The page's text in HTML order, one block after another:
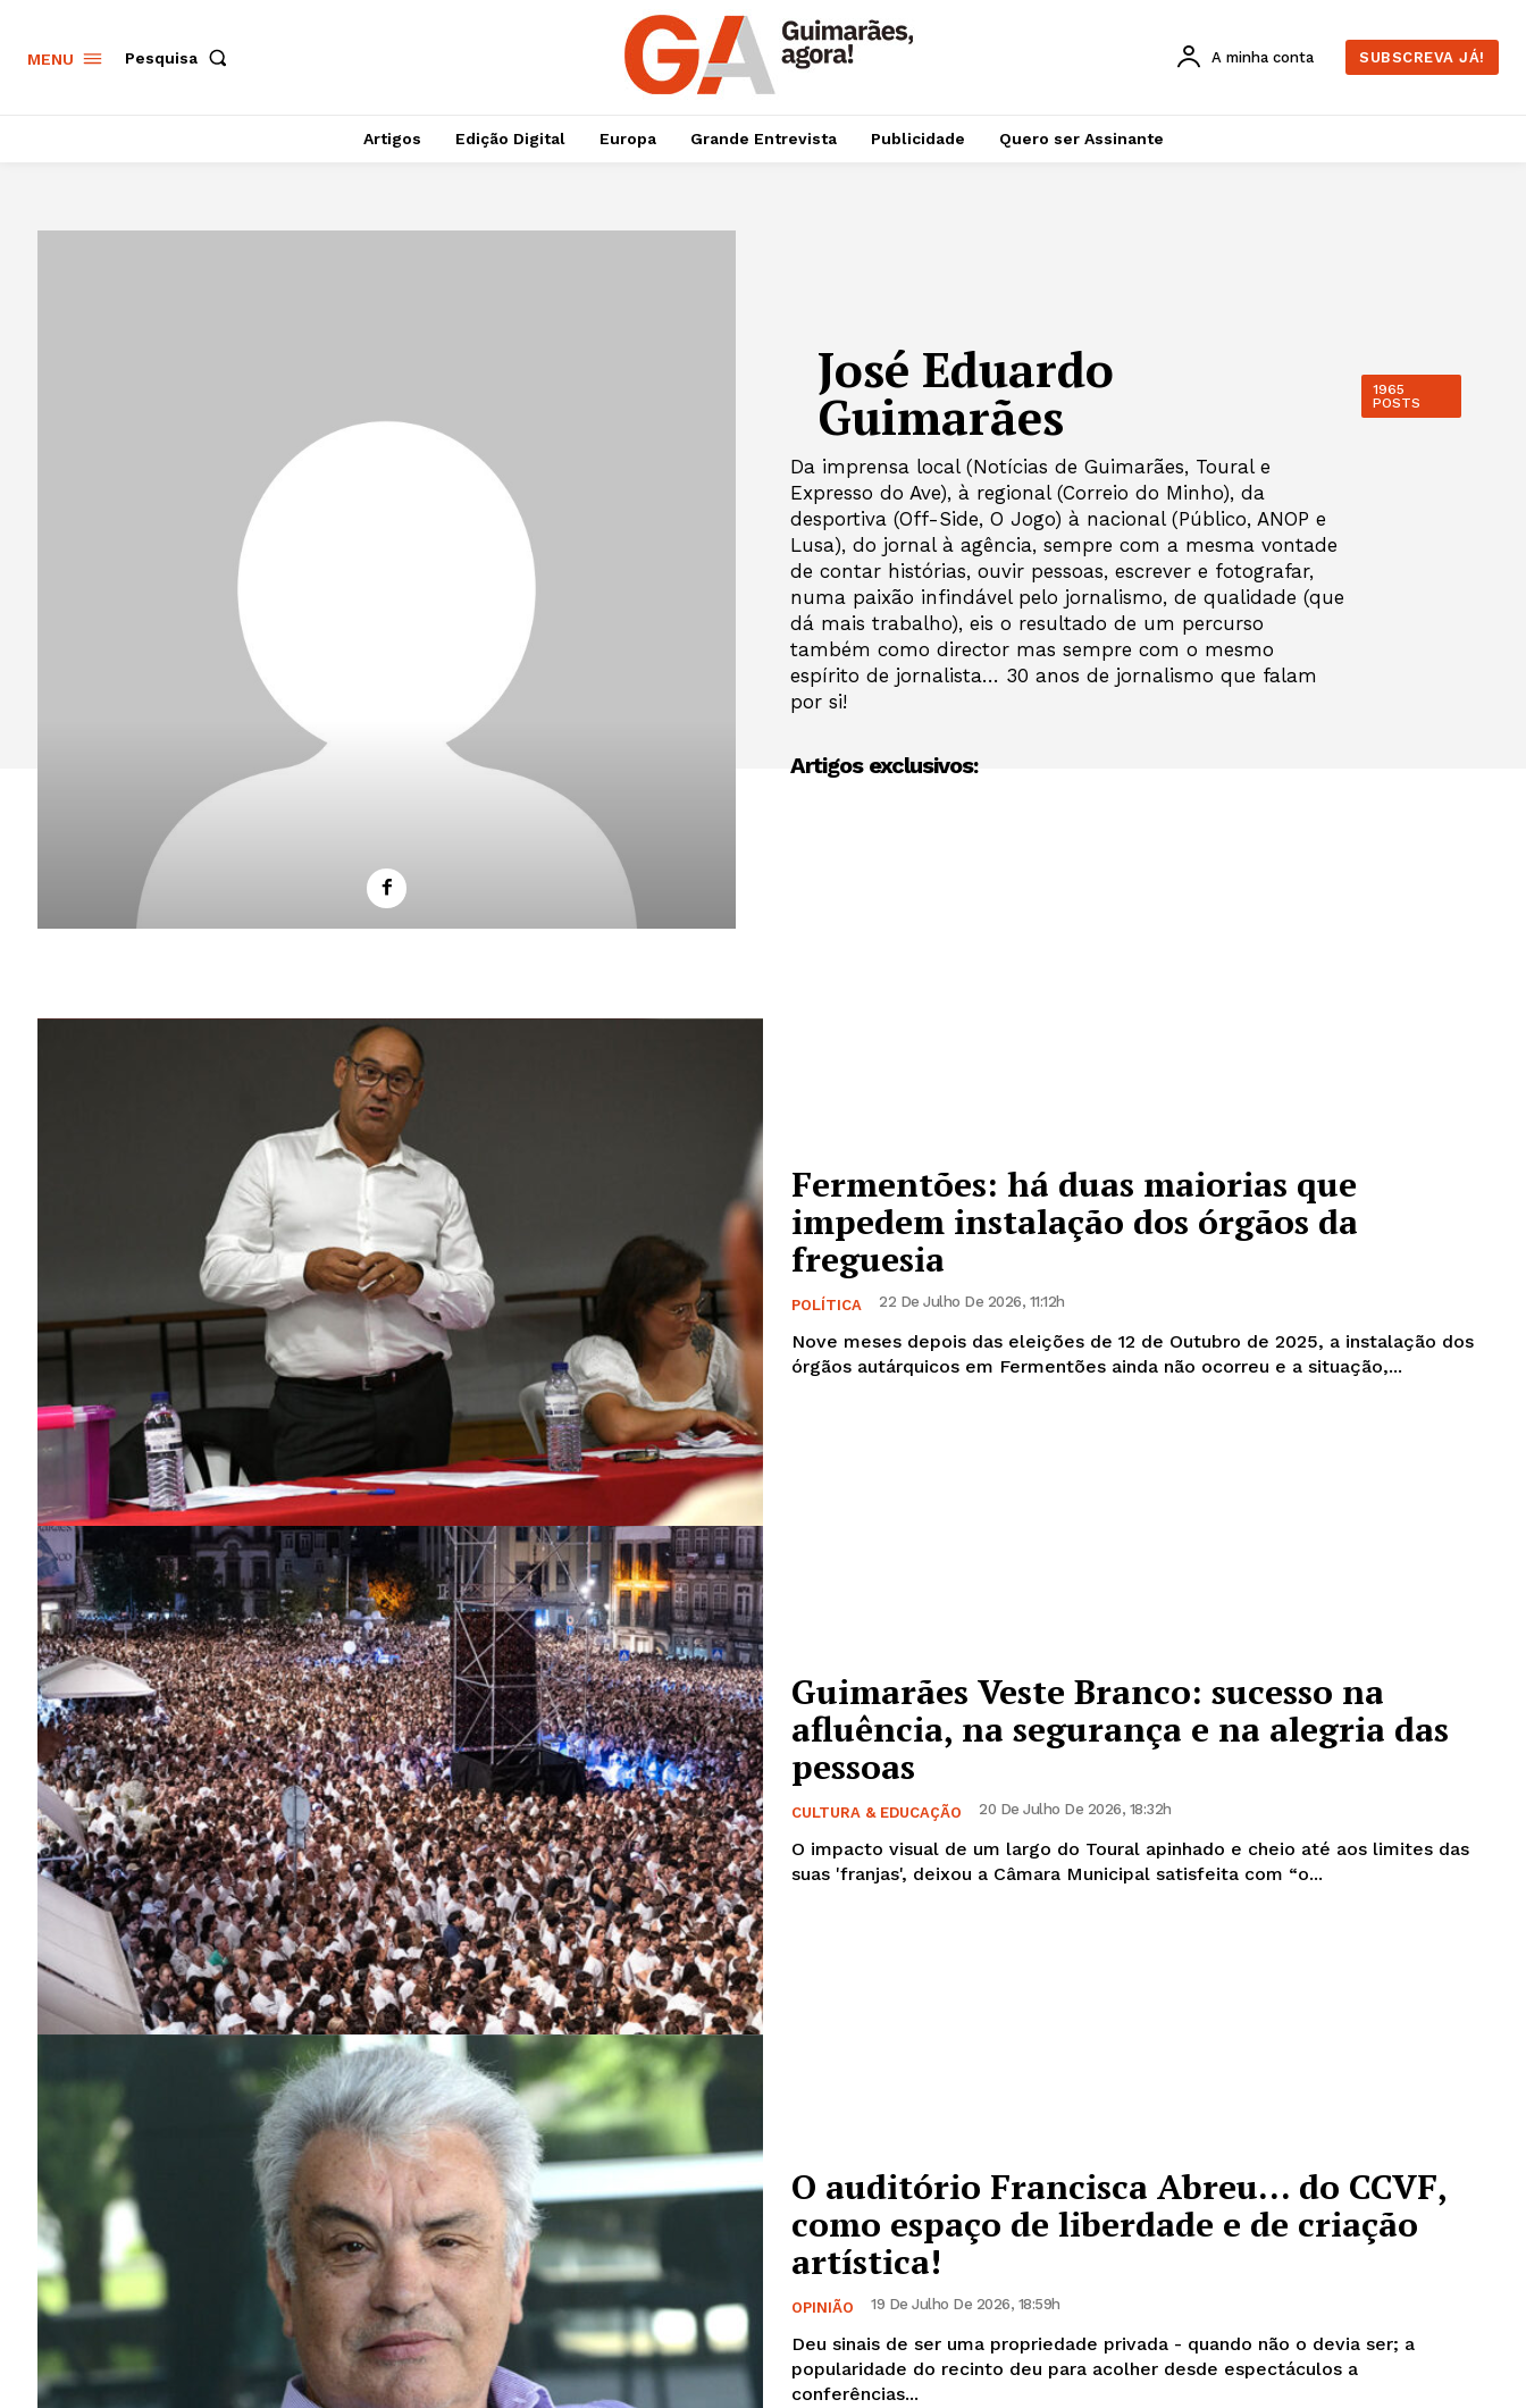
Guimarães, agora!
SUBSCREVA JÁ!
Artigos
Edição Digital
Grande Entrevista
Publicidade
Quero ser Assinante
MENU Pesquisa A minha conta SUBSCREVA JÁ!
Artigos Edição Digital Europa Grande Entrevista Publicidade Quero ser Assinante
José Eduardo
Guimarães
1965
POSTS
Da imprensa local (Notícias de Guimarães, Toural e
Expresso do Ave), à regional (Correio do Minho), da
desportiva (Off-Side, O Jogo) à nacional (Público, ANOP e
Lusa), do jornal à agência, sempre com a mesma vontade
de contar histórias, ouvir pessoas, escrever e fotografar,
numa paixão infindável pelo jornalismo, de qualidade (que
dá mais trabalho), eis o resultado de um percurso
também como director mas sempre com o mesmo
espírito de jornalista… 30 anos de jornalismo que falam
por si!
Artigos exclusivos:
Fermentões: há duas maiorias que
impedem instalação dos órgãos da
freguesia
POLÍTICA 22 De Julho De 2026, 11:12h
Nove meses depois das eleições de 12 de Outubro de 2025, a instalação dos
órgãos autárquicos em Fermentões ainda não ocorreu e a situação,...
Guimarães Veste Branco: sucesso na
afluência, na segurança e na alegria das
pessoas
CULTURA & EDUCAÇÃO 20 De Julho De 2026, 18:32h
O impacto visual de um largo do Toural apinhado e cheio até aos limites das
suas 'franjas', deixou a Câmara Municipal satisfeita com “o...
O auditório Francisca Abreu… do CCVF,
como espaço de liberdade e de criação
artística!
OPINIÃO 19 De Julho De 2026, 18:59h
Deu sinais de ser uma propriedade privada - quando não o devia ser; a
popularidade do recinto deu para acolher desde espectáculos a
conferências...